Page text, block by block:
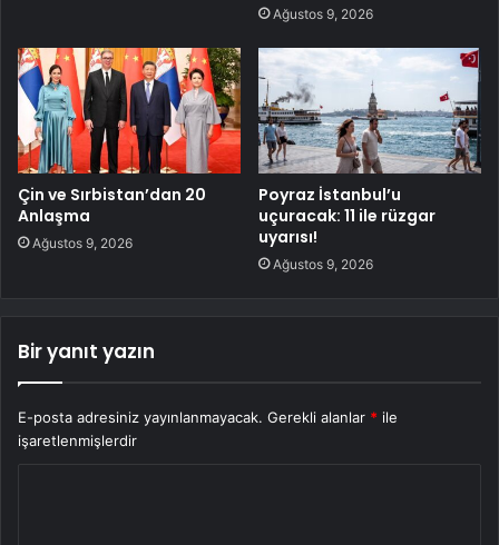
Ağustos 9, 2026
Çin ve Sırbistan’dan 20
Anlaşma
Ağustos 9, 2026
Poyraz İstanbul’u
uçuracak: 11 ile rüzgar
uyarısı!
Ağustos 9, 2026
Bir yanıt yazın
E-posta adresiniz yayınlanmayacak. Gerekli alanlar * ile
işaretlenmişlerdir